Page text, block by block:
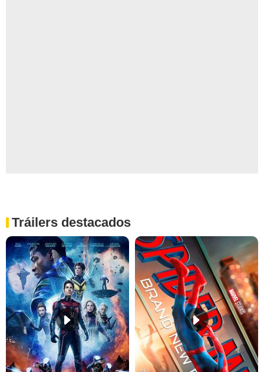
Tráilers destacados